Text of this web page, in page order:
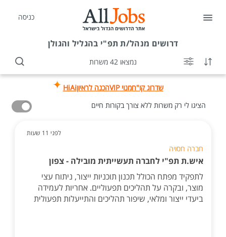
כניסה
דרושים מנהל/ת תפ"י בהגליל והגולן
נמצאו 42 משרות
שדרוג קו"חמנוי VIP הכנה לראיוןHiAi
הציגו לי רק משרות ללא צורך בקורות חיים
לפני 11 שעות
חברה חסויה
איש.ת תפ"י לחברה תעשייתית מובילה - צפון
לתפקיד מפתח הכולל תכנון תוכניות ייצור, ניתוח עצי
מוצר, ובקרה על תהליכים תפעוליים. אחריות לעמידה
ביעדי ייצור ומלאי, שיפור תהליכים והתייעלות תפעולית